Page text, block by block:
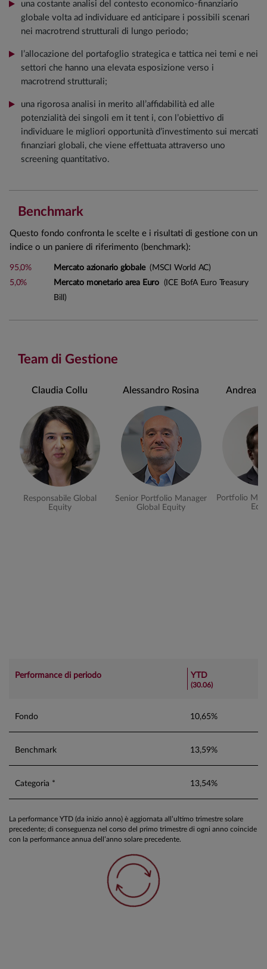
una costante analisi del contesto economico-finanziario
globale volta ad individuare ed anticipare i possibili scenari
nei macrotrend strutturali di lungo periodo;
l’allocazione del portafoglio strategica e tattica nei temi e nei
settori che hanno una elevata esposizione verso i
macrotrend strutturali;
una rigorosa analisi in merito all’affidabilità ed alle
potenzialità dei singoli em it tent i, con l’obiettivo di
individuare le migliori opportunità d’investimento sui mercati
finanziari globali, che viene effettuata attraverso uno
screening quantitativo.
Benchmark
Questo fondo confronta le scelte e i risultati di gestione con un
indice o un paniere di riferimento (benchmark):
95,0% Mercato azionario globale(MSCI World AC)
5,0%
Mercato monetario area Euro (ICE BofA Euro Treasury
Bill)
Team di Gestione
Claudia Collu
Responsabile Global
Equity
Alessandro Rosina
Senior Portfolio Manager
Global Equity
Andrea
Portfolio
Performance di periodo YTD
(30.06)
Fondo 10,65%
Benchmark 13,59%
Categoria * 13,54%
La performance YTD (da inizio anno) è aggiornata all’ultimo trimestre solare
precedente; di conseguenza nel corso del primo trimestre di ogni anno coincide
con la performance annua dell’anno solare precedente.